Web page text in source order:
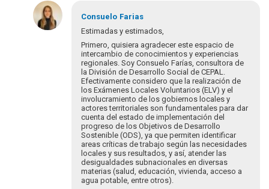
En
respuesta
a
¡Bienvenidos
bienvenidas
Consuelo Farias
Estimadas y estimados,
Primero, quisiera agradecer este espacio de
intercambio de conocimientos y experiencias
regionales. Soy Consuelo Farías, consultora de
la División de Desarrollo Social de CEPAL.
Efectivamente considero que la realización de
los Exámenes Locales Voluntarios (ELV) y el
involucramiento de los gobiernos locales y
actores territoriales son fundamentales para dar
cuenta del estado de implementación del
progreso de los Objetivos de Desarrollo
Sostenible (ODS), ya que permiten identificar
areas críticas de trabajo según las necesidades
locales y sus resultados, y así, atender las
desigualdades subnacionales en diversas
materias (salud, educación, vivienda, acceso a
agua potable, entre otros).